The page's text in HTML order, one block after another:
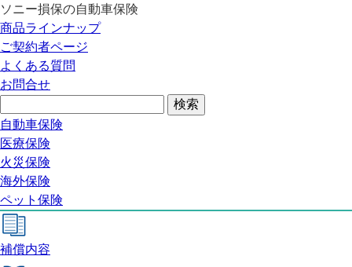
ソニー損保の自動車保険
商品ラインナップ
ご契約者ページ
よくある質問
お問合せ
自動車保険
医療保険
火災保険
海外保険
ペット保険
自動車保険トップ
商品の特長
補償内容
自動車保険ガイド
お客様の満足・不満の声
自動車保険トップ
商品の特長
補償内容